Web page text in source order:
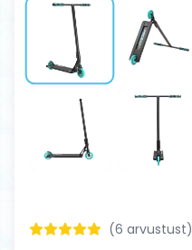
(6 arvustust)